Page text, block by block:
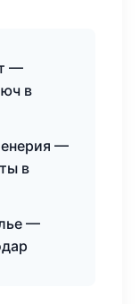
—
в
—
в
—